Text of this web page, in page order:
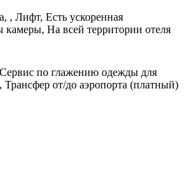
, Лифт, Есть ускоренная
камеры, На всей территории отеля
Сервис по глажению одежды для
от/до аэропорта (платный)